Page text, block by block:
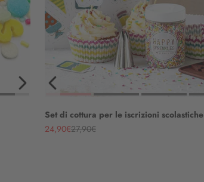
Set di cottura per le iscrizioni scolastiche
Angebot
24,90€Regulärer Preis
27,90€